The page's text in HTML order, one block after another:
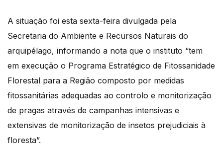
A situação foi esta sexta-feira divulgada pela
Secretaria do Ambiente e Recursos Naturais do
arquipélago, informando a nota que o instituto “tem
em execução o Programa Estratégico de Fitossanidade
Florestal para a Região composto por medidas
fitossanitárias adequadas ao controlo e monitorização
de pragas através de campanhas intensivas e
extensivas de monitorização de insetos prejudiciais à
floresta”.